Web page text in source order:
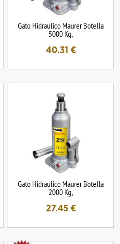
Gato Hidraulico Maurer Botella
5000 Kg,
40.31 €
Gato Hidraulico Maurer Botella
2000 Kg,
27.45 €